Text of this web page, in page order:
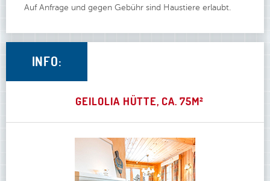
Auf Anfrage und gegen Gebühr sind Haustiere erlaubt.
INFO:
GEILOLIA HÜTTE, CA. 75M²